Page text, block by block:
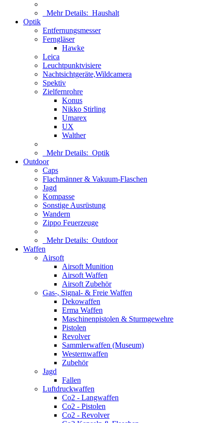
Mehr Details: Haushalt
Optik
Entfernungsmesser
Ferngläser
Hawke
Leica
Leuchtpunktvisiere
Nachtsichtgeräte,Wildcamera
Spektiv
Zielfernrohre
Konus
Nikko Stirling
Umarex
UX
Walther
Mehr Details: Optik
Outdoor
Caps
Flachmänner & Vakuum-Flaschen
Jagd
Kompasse
Sonstige Ausrüstung
Wandern
Zippo Feuerzeuge
Mehr Details: Outdoor
Waffen
Airsoft
Airsoft Munition
Airsoft Waffen
Airsoft Zubehör
Gas-, Signal- & Freie Waffen
Dekowaffen
Erma Waffen
Maschinenpistolen & Sturmgewehre
Pistolen
Revolver
Sammlerwaffen (Museum)
Westernwaffen
Zubehör
Jagd
Fallen
Luftdruckwaffen
Co2 - Langwaffen
Co2 - Pistolen
Co2 - Revolver